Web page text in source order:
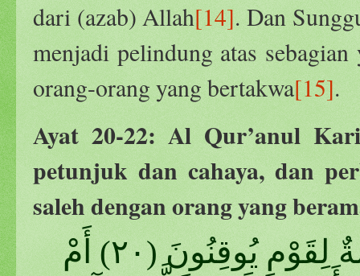
dari (azab) Allah[14]. Dan
menjadi pelindung atas
orang-orang yang bertakwa[15].
Ayat 20-22: Al Qur’anul
petunjuk dan cahaya, dan
saleh dengan orang yang
هَذَا بَصَائِرُ لِلنَّاسِ وَهُدًى وَرَحْمَةٌ لِقَوْمٍ يُوقِنُونَ (٢٠) أَمْ